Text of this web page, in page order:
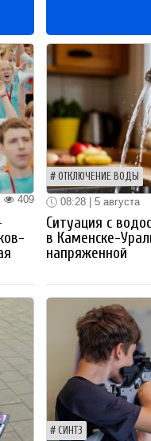
409
ОТКЛЮЧЕНИЕ ВОДЫ
08:28 | 5 августа
Ситуация с
в Каменске-
напряженной
СИНТЗ